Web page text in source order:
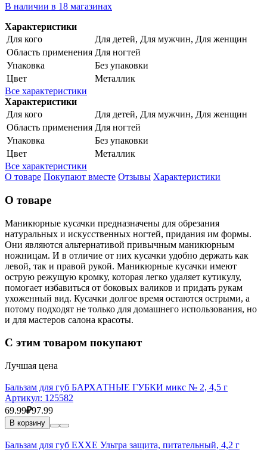
В наличии в 18 магазинах
Характеристики
Для кого
Для детей, Для мужчин, Для женщин
Область применения Для ногтей
Упаковка
Без упаковки
Цвет
Металлик
Все характеристики
Характеристики
Для кого
Для детей, Для мужчин, Для женщин
Область применения Для ногтей
Упаковка
Без упаковки
Цвет
Металлик
Все характеристики
О товаре Покупают вместе Отзывы Характеристики
О товаре
Маникюрные кусачки предназначены для обрезания
натуральных и искусственных ногтей, придания им формы.
Они являются альтернативой привычным маникюрным
ножницам. И в отличие от них кусачки удобно держать как
левой, так и правой рукой. Маникюрные кусачки имеют
острую режущую кромку, которая легко удаляет кутикулу,
помогает избавиться от боковых валиков и придать рукам
ухоженный вид. Кусачки долгое время остаются острыми, а
потому подходят не только для домашнего использования, но
и для мастеров салона красоты.
С этим товаром покупают
Лучшая цена
Бальзам для губ БАРХАТНЫЕ ГУБКИ микс № 2, 4,5 г
Артикул: 125582
69.99₽97.99
В корзину
Бальзам для губ EXXE Ультра защита, питательный, 4,2 г